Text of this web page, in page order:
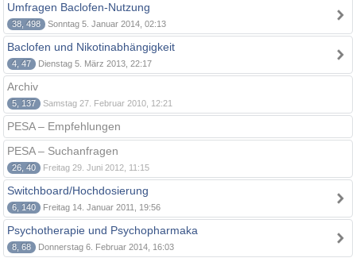
Umfragen Baclofen-Nutzung
38, 498 Sonntag 5. Januar 2014, 02:13
Baclofen und Nikotinabhängigkeit
4, 47 Dienstag 5. März 2013, 22:17
Archiv
5, 137 Samstag 27. Februar 2010, 12:21
PESA – Empfehlungen
PESA – Suchanfragen
26, 40 Freitag 29. Juni 2012, 11:15
Switchboard/Hochdosierung
6, 140 Freitag 14. Januar 2011, 19:56
Psychotherapie und Psychopharmaka
8, 68 Donnerstag 6. Februar 2014, 16:03